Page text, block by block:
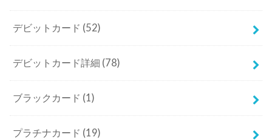
デビットカード (52)
デビットカード詳細 (78)
ブラックカード (1)
プラチナカード (19)